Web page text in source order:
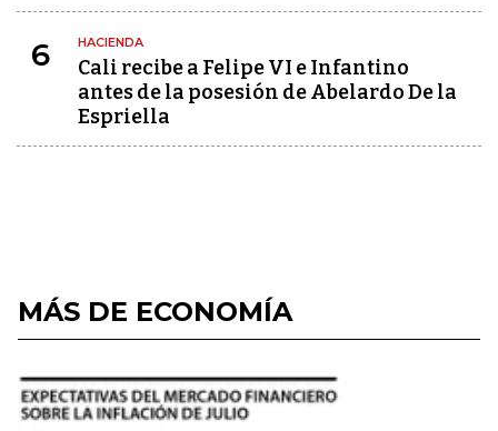
6 HACIENDA
Cali recibe a Felipe VI e Infantino
antes de la posesión de Abelardo De la
Espriella
MÁS DE ECONOMÍA